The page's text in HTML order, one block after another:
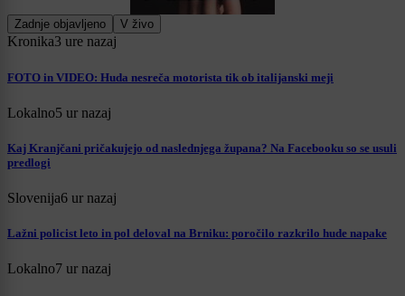
Zadnje objavljeno V živo
Kronika3 ure nazaj
FOTO in VIDEO: Huda nesreča motorista tik ob italijanski meji
Lokalno5 ur nazaj
Kaj Kranjčani pričakujejo od naslednjega župana? Na Facebooku so se usuli
predlogi
Slovenija6 ur nazaj
Lažni policist leto in pol deloval na Brniku: poročilo razkrilo hude napake
Lokalno7 ur nazaj